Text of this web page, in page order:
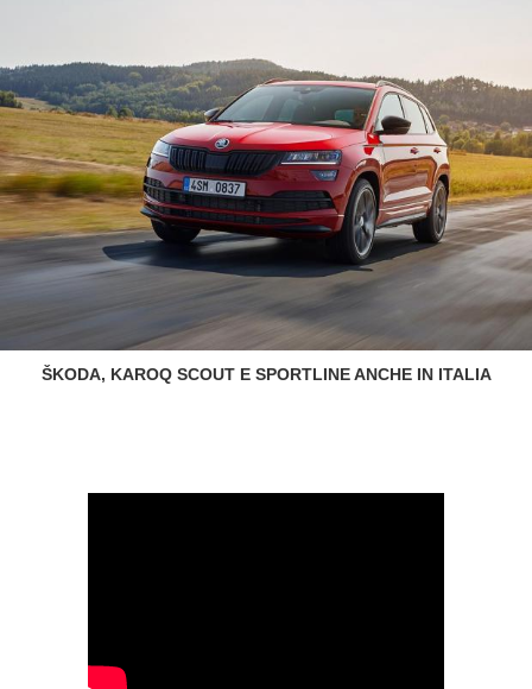
ŠKODA, KAROQ SCOUT E SPORTLINE ANCHE IN ITALIA